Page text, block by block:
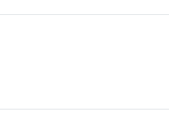
phần khác: nước tinh
stearyl,
phenoxyethanol, axit